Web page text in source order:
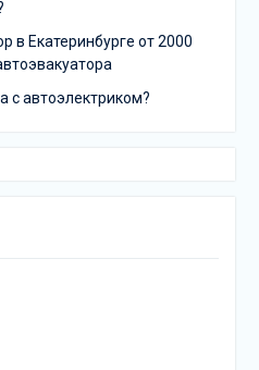
в Екатеринбурге от 2000
с автоэлектриком?